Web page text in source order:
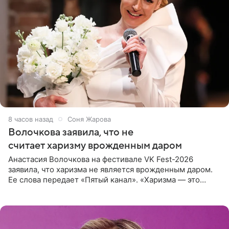
8 часов назад Соня Жарова
Волочкова заявила, что не
считает харизму врожденным даром
Анастасия Волочкова на фестивале VK Fest-2026
заявила, что харизма не является врожденным даром.
Ее слова передает «Пятый канал». «Харизма — это